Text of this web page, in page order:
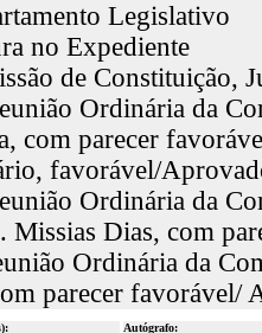
Legislativo
no Expediente
de Constituição,
Ordinária da
com parecer
favorável/
Ordinária da
Missias Dias, com
Ordinária da
parecer favorável/
Autógrafo: